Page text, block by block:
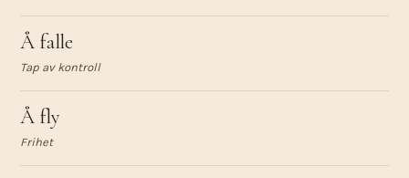
Å falle
Tap av kontroll
Å fly
Frihet